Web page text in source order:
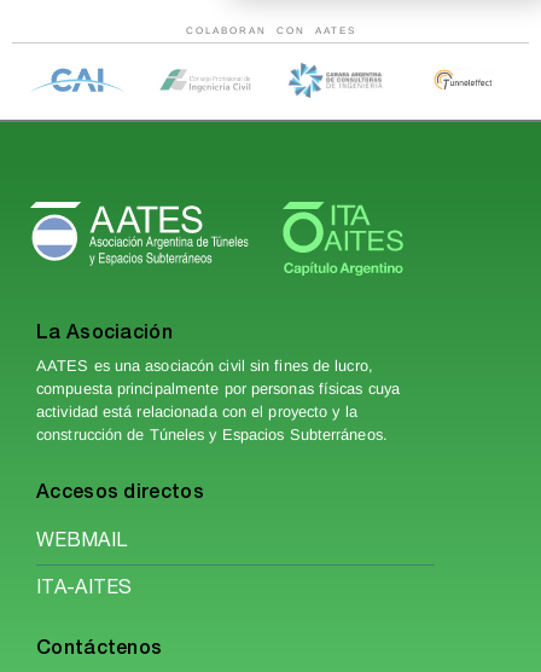
COLABORAN CON AATES
La Asociación
AATES es una asociacón civil sin fines de lucro,
compuesta principalmente por personas físicas cuya
actividad está relacionada con el proyecto y la
construcción de Túneles y Espacios Subterráneos.
Accesos directos
WEBMAIL
ITA-AITES
Contáctenos